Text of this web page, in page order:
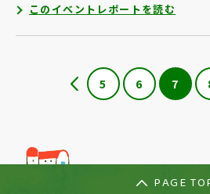
このイベントレポートを読む
5 6 7
PAGE